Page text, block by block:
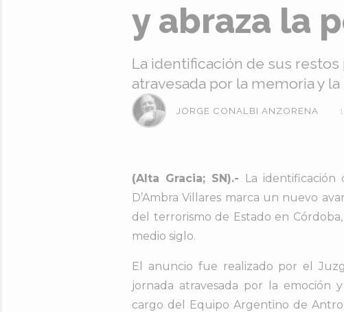
y abraza la
La identificación de sus
atravesada por la memoria y
JORGE CONALBI ANZORENA
(Alta Gracia; SN).-
La identificación
D’Ambra Villares marca un nuevo
del terrorismo de Estado en
medio siglo.
El anuncio fue realizado por el
jornada atravesada por la emoción
cargo del Equipo Argentino de